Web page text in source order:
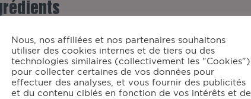
jaunes d'œufs
g de sucre
càc de vanille en poudre ou arôme
cl de crème liquide entière
Sucre roux
Nous, nos affiliées et nos partenaires souhaitons
utiliser des cookies internes et de tiers ou des
technologies similaires (collectivement les "Cookies")
pour collecter certaines de vos données pour
effectuer des analyses, et vous fournir des publicités
et du contenu ciblés en fonction de vos intérêts et de